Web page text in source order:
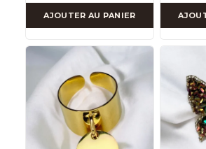
AJOUTER AU PANIER